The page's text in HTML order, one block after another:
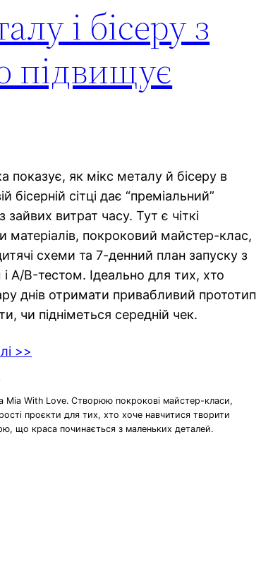
і бісеру з
підвищує
показує, як мікс металу й бісеру в
бісерній сітці дає “преміальний”
зайвих витрат часу. Тут є чіткі
матеріалів, покроковий майстер-клас,
схеми та 7-денний план запуску з
і A/B-тестом. Ідеально для тих, хто
днів отримати привабливий прототип
чи підніметься середній чек.
>>
Mia With Love. Створюю покрокові майстер-класи,
проєкти для тих, хто хоче навчитися творити
що краса починається з маленьких деталей.